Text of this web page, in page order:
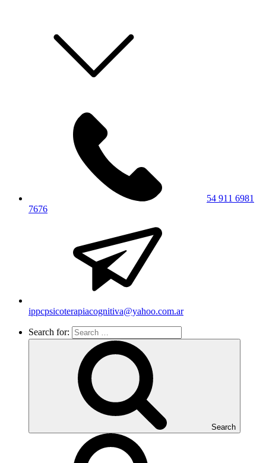
54 911 6981
7676
ippcpsicoterapiacognitiva@yahoo.com.ar
Search for:
Search